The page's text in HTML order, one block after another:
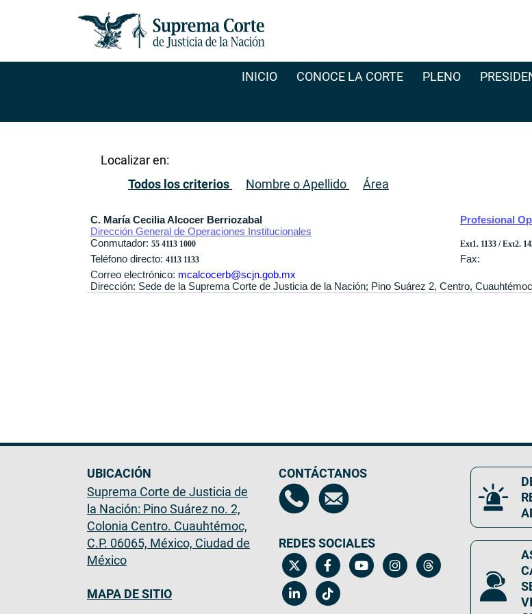
INICIO CONOCE LA CORTE PLENO
Localizar en:
Todos los criterios
Nombre o Apellido Área
C. María Cecilia Alcocer Berriozabal
Profesional
Dirección General de Operaciones Institucionales
Conmutador: 55 4113 1000 Ext1. 1133 / Ext2.
Teléfono directo: 4113 1133
Fax:
Correo electrónico: mcalcocerb@scjn.gob.mx
Dirección: Sede de la Suprema Corte de Justicia de la Nación; Pino Suárez 2, Centro,
UBICACIÓN
Suprema Corte de Justicia de
la Nación: Pino Suárez no. 2,
Colonia Centro. Cuauhtémoc,
C.P. 06065, México, Ciudad de
México
MAPA DE SITIO
CONTÁCTANOS
REDES SOCIALES